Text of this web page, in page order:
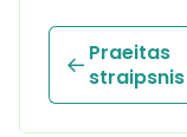
Praeitas
straipsnis